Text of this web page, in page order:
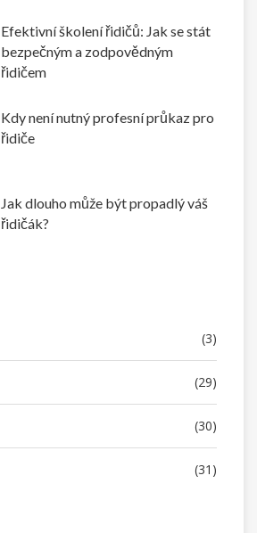
Efektivní školení řidičů: Jak se stát
bezpečným a zodpovědným
řidičem
Kdy není nutný profesní průkaz pro
řidiče
Jak dlouho může být propadlý váš
řidičák?
(3)
(29)
(30)
(31)